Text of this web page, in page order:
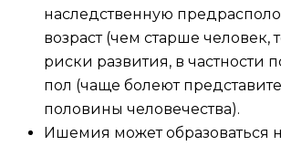
наследственную
возраст (чем старше человек,
риски развития, в частности
пол (чаще болеют
половины человечества).
Ишемия может образоваться